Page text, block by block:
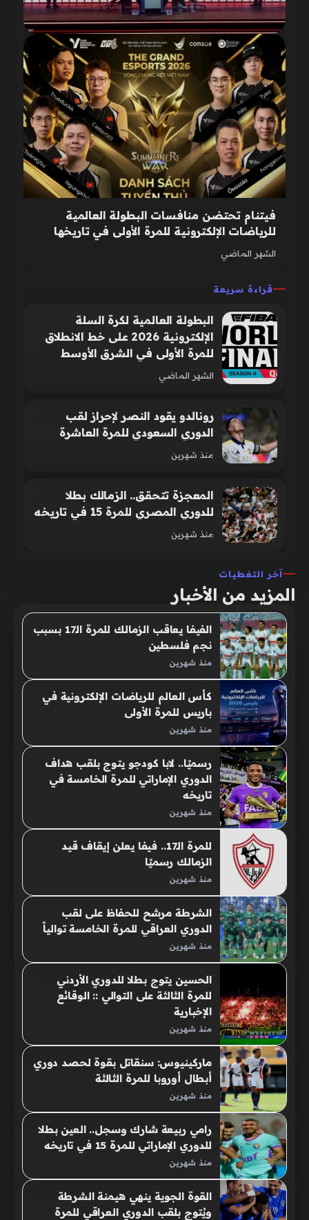
فيتنام تحتضن منافسات البطولة العالمية
للرياضات الإلكترونية للمرة الأولى في تاريخها
الشهر الماضي
قراءة سريعة
البطولة العالمية لكرة السلة
الإلكترونية 2026 على خط الانطلاق
للمرة الأولى في الشرق الأوسط
الشهر الماضي
رونالدو يقود النصر لإحراز لقب
الدوري السعودي للمرة العاشرة
منذ شهرين
المعجزة تتحقق.. الزمالك بطلا
للدوري المصري للمرة 15 في تاريخه
منذ شهرين
آخر التغطيات
المزيد من الأخبار
الفيفا يعاقب الزمالك للمرة الـ17 بسبب
نجم فلسطين
منذ شهرين
كأس العالم للرياضات الإلكترونية في
باريس للمرة الأولى
منذ شهرين
رسميًا.. لابا كودجو يتوج بلقب هداف
الدوري الإماراتي للمرة الخامسة في
تاريخه
منذ شهرين
للمرة الـ17.. فيفا يعلن إيقاف قيد
الزمالك رسميًا
منذ شهرين
الشرطة مرشح للحفاظ على لقب
الدوري العراقي للمرة الخامسة توالياً
منذ شهرين
الحسين يتوج بطلا للدوري الأردني
للمرة الثالثة على التوالي :: الوقائع
الإخبارية
منذ شهرين
ماركينيوس: سنقاتل بقوة لحصد دوري
أبطال أوروبا للمرة الثالثة
منذ شهرين
رامي ربيعة شارك وسجل.. العين بطلا
للدوري الإماراتي للمرة 15 في تاريخه
منذ شهرين
القوة الجوية ينهي هيمنة الشرطة
ويُتوج بلقب الدوري العراقي للمرة